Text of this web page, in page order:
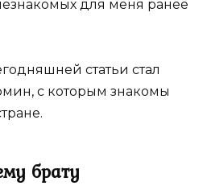
для меня ранее
статьи стал
с которым знакомы
брату